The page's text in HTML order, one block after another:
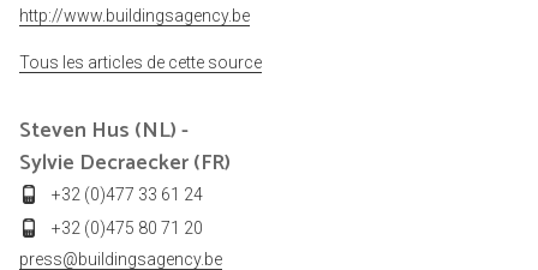
http://www.buildingsagency.be
Tous les articles de cette source
Steven Hus (NL) -
Sylvie Decraecker (FR)
+32 (0)477 33 61 24
+32 (0)475 80 71 20
press@buildingsagency.be